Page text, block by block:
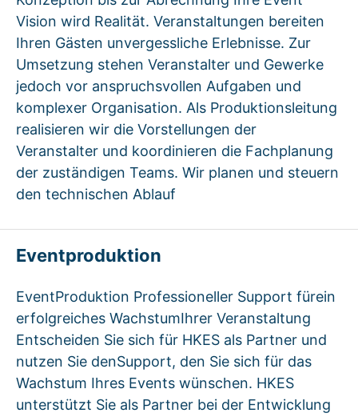
Vision wird Realität. Veranstaltungen bereiten
Ihren Gästen unvergessliche Erlebnisse. Zur
Umsetzung stehen Veranstalter und Gewerke
jedoch vor anspruchsvollen Aufgaben und
komplexer Organisation. Als Produktionsleitung
realisieren wir die Vorstellungen der
Veranstalter und koordinieren die Fachplanung
der zuständigen Teams. Wir planen und steuern
den technischen Ablauf
Eventproduktion
EventProduktion Professioneller Support fürein
erfolgreiches WachstumIhrer Veranstaltung
Entscheiden Sie sich für HKES als Partner und
nutzen Sie denSupport, den Sie sich für das
Wachstum Ihres Events wünschen. HKES
unterstützt Sie als Partner bei der Entwicklung